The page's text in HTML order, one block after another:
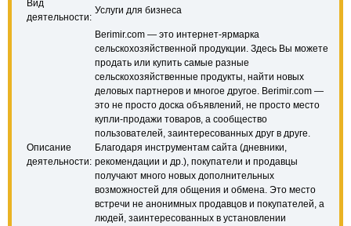
Вид
деятельности:
Услуги для бизнеса
Описание
деятельности:
Berimir.com — это интернет-ярмарка
сельскохозяйственной продукции. Здесь Вы можете
продать или купить самые разные
сельскохозяйственные продукты, найти новых
деловых партнеров и многое другое. Berimir.com —
это не просто доска объявлений, не просто место
купли-продажи товаров, а сообщество
пользователей, заинтересованных друг в друге.
Благодаря инструментам сайта (дневники,
рекомендации и др.), покупатели и продавцы
получают много новых дополнительных
возможностей для общения и обмена. Это место
встречи не анонимных продавцов и покупателей, а
людей, заинтересованных в установлении